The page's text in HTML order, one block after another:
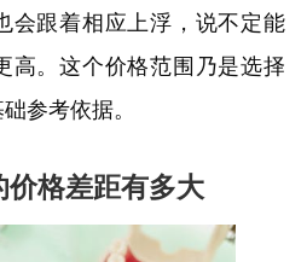
会跟着相应上浮，说不定能
高。这个价格范围乃是选择
参考依据。
格差距有多大